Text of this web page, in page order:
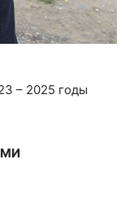
– 2025 годы